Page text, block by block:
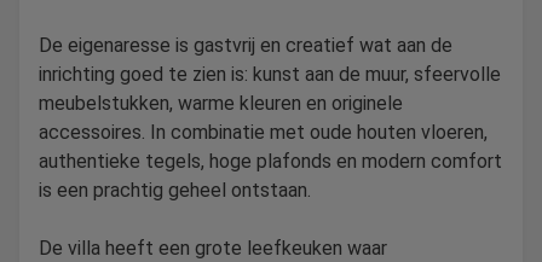
De eigenaresse is gastvrij en creatief wat aan de
inrichting goed te zien is: kunst aan de muur, sfeervolle
meubelstukken, warme kleuren en originele
accessoires. In combinatie met oude houten vloeren,
authentieke tegels, hoge plafonds en modern comfort
is een prachtig geheel ontstaan.
De villa heeft een grote leefkeuken waar